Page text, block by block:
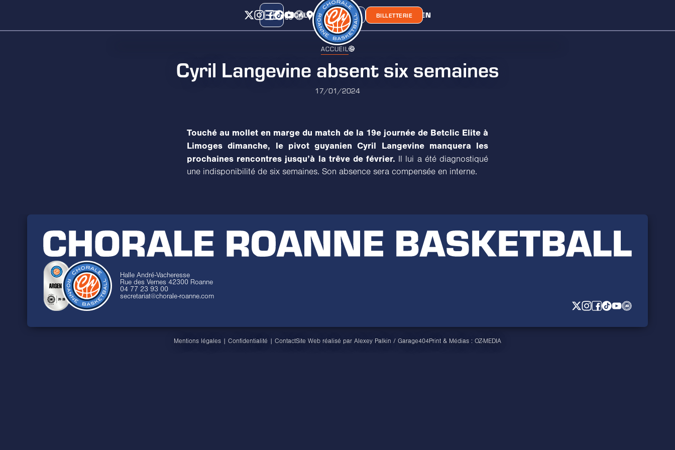
CALENDRIERCLASSEMENTCHORA' LIEN
BOUTIQUE BILLETTERIE
ACCUEIL
Cyril Langevine absent six semaines
17/01/2024
Touché au mollet en marge du match de la 19e journée de Betclic Elite à
Limoges dimanche, le pivot guyanien Cyril Langevine manquera les
prochaines rencontres jusqu’à la trêve de février. Il lui a été diagnostiqué
une indisponibilité de six semaines. Son absence sera compensée en interne.
Halle André-Vacheresse
Rue des Vernes 42300 Roanne
04 77 23 93 00
secretariat@chorale-roanne.com
Mentions légales | Confidentialité | ContactSite Web réalisé par Alexey Palkin / Garage404Print & Médias : OZ-MEDIA